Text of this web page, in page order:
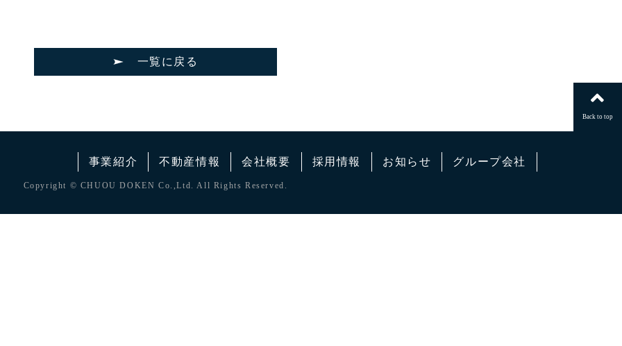
一覧に戻る
事業紹介 不動産情報 会社概要 採用情報 お知らせ グループ会社
Copyright © CHUOU DOKEN Co.,Ltd. All Rights Reserved.
Back to top